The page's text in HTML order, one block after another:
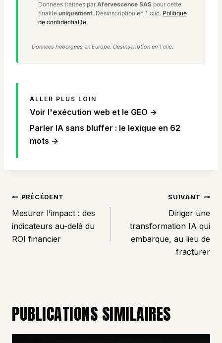
Donnees traitees par Afervescence SAS pour cette
finalite uniquement. Desinscription en 1 clic. Politique
de confidentialite.
Donnees hebergees en Europe. Desinscription en 1 clic.
ALLER PLUS LOIN
Voir l'exécution web et le GEO →
Parler IA sans bluffer : le lexique en 62
mots →
NAVIGATION
DE
L’ARTICLE
PRÉCÉDENT
Mesurer l’impact : des
indicateurs au-delà du
ROI financier
SUIVANT
Diriger une
transformation IA qui
embarque, au lieu de
fracturer
PUBLICATIONS SIMILAIRES